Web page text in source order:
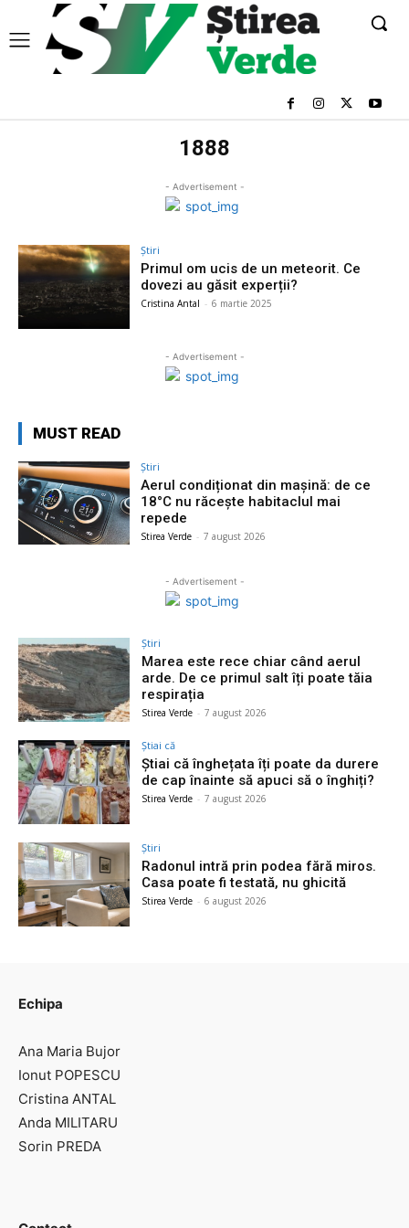
1888
- Advertisement -
Știri
Primul om ucis de un meteorit. Ce
dovezi au găsit experții?
Cristina Antal - 6 martie 2025
- Advertisement -
MUST READ
Știri
Aerul condiționat din mașină: de ce
18°C nu răcește habitaclul mai
repede
Stirea Verde - 7 august 2026
- Advertisement -
Știri
Marea este rece chiar când aerul
arde. De ce primul salt îți poate tăia
respirația
Stirea Verde - 7 august 2026
Știai că
Știai că înghețata îți poate da durere
de cap înainte să apuci să o înghiți?
Stirea Verde - 7 august 2026
Știri
Radonul intră prin podea fără miros.
Casa poate fi testată, nu ghicită
Stirea Verde - 6 august 2026
Echipa
Ana Maria Bujor
Ionut POPESCU
Cristina ANTAL
Anda MILITARU
Sorin PREDA